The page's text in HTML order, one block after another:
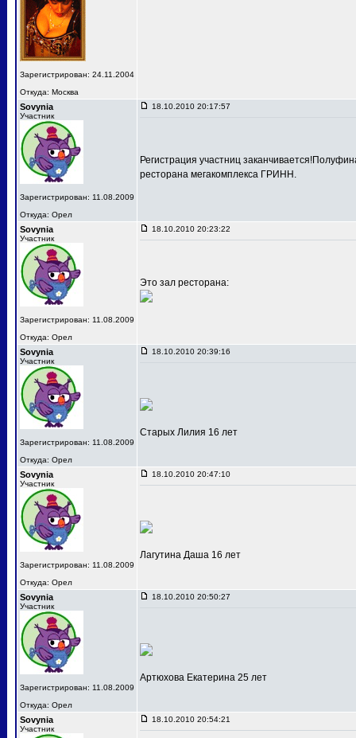
Зарегистрирован: 24.11.2004
Откуда: Москва
Sovynia
Участник
Зарегистрирован: 11.08.2009
Откуда: Орел
18.10.2010 20:17:57
Регистрация участниц
ресторана мегакомплекса ГРИНН.
Sovynia
Участник
Зарегистрирован: 11.08.2009
Откуда: Орел
18.10.2010 20:23:22
Это зал ресторана:
Sovynia
Участник
Зарегистрирован: 11.08.2009
Откуда: Орел
18.10.2010 20:39:16
Старых Лилия 16 лет
Sovynia
Участник
Зарегистрирован: 11.08.2009
Откуда: Орел
18.10.2010 20:47:10
Лагутина Даша 16 лет
Sovynia
Участник
Зарегистрирован: 11.08.2009
Откуда: Орел
18.10.2010 20:50:27
Артюхова Екатерина 25 лет
Sovynia
Участник
18.10.2010 20:54:21